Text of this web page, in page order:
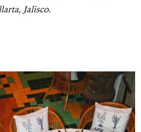
Jalisco.